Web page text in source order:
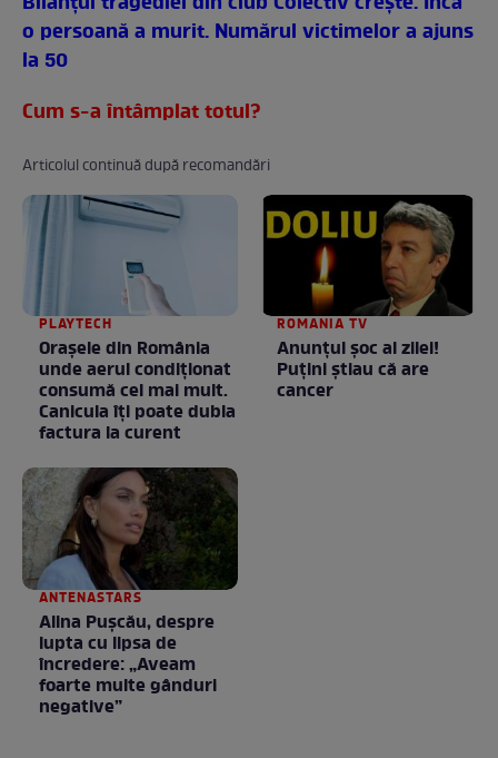
o persoană a murit. Numărul victimelor a ajuns
la 50
Cum s-a întâmplat totul?
Articolul continuă după recomandări
PLAYTECH
Orașele din România
unde aerul condiționat
consumă cel mai mult.
Canicula îți poate dubla
factura la curent
ROMANIA TV
Anunţul şoc al zilei!
Puţini ştiau că are
cancer
ANTENASTARS
Alina Pușcău, despre
lupta cu lipsa de
încredere: „Aveam
foarte multe gânduri
negative”